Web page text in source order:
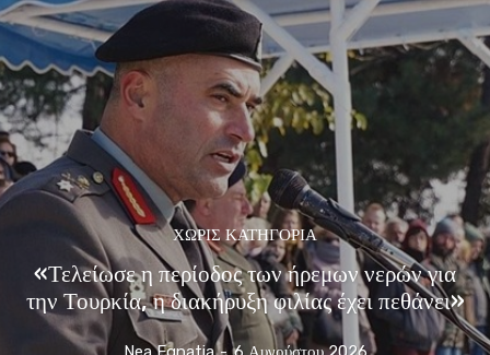
ΧΩΡΊΣ ΚΑΤΗΓΟΡΊΑ
«Τελείωσε η περίοδος των ήρεμων νερών για
την Τουρκία, η διακήρυξη φιλίας έχει πεθάνει»